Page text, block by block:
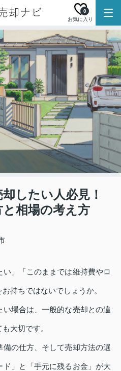
お気に入り
0
したい人必見！
相場の考え方
い」「このままでは維持費やロ
持ちではないでしょうか。
場合は、一般的な売却との違
大切です。
の仕方、そして売却方法の選
」と「手元に残るお金」が大